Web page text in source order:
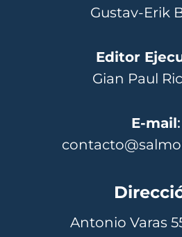
Gustav-Erik
Editor
Gian Paul
E-mail:
Antonio Varas